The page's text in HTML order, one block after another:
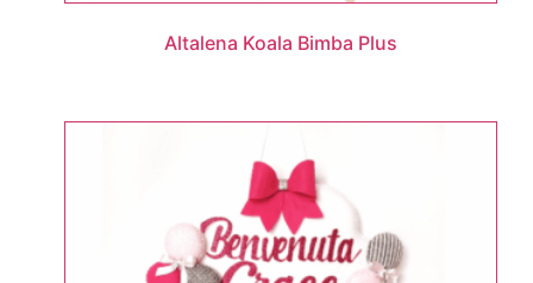
Altalena Koala Bimba Plus